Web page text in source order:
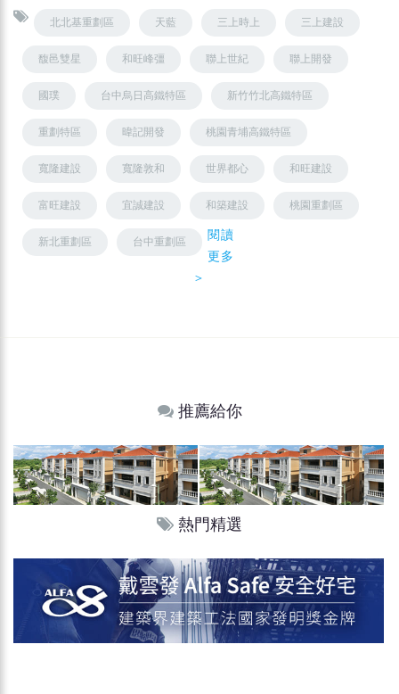
北北基重劃區 天藍 三上時上 三上建設
馥邑雙星 和旺峰彊 聯上世紀 聯上開發
國璞 台中烏日高鐵特區 新竹竹北高鐵特區
重劃特區 暐記開發 桃園青埔高鐵特區
寬隆建設 寬隆敦和 世界都心 和旺建設
富旺建設 宜誠建設 和築建設 桃園重劃區
新北重劃區 台中重劃區
閱讀
更多
＞
推薦給你
熱門精選